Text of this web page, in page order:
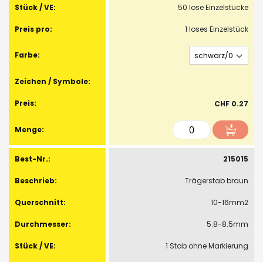
50 lose Einzelstücke
1 loses Einzelstück
CHF 0.27
215015
Trägerstab braun
10-16mm2
5.8-8.5mm
1 Stab ohne Markierung